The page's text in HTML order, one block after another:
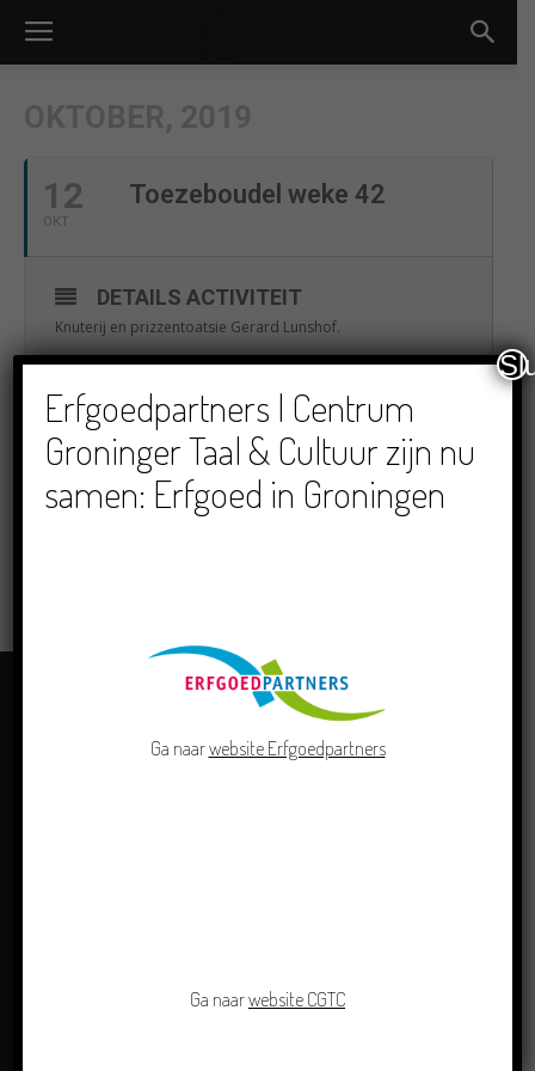
12
OKT
Toezeboudel weke 42
DETAILS ACTIVITEIT
Knuterij en prizzentoatsie Gerard Lunshof.
TIJD
(Zaterdag) 10:00
Erfgoedpartners | Centrum
Groninger Taal & Cultuur zijn nu
samen: Erfgoed in Groningen
Ga naarwebsite Erfgoedpartners
Ga naarwebsite CGTC